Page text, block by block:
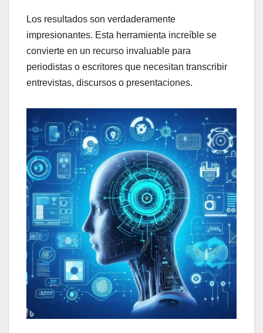
Los resultados son verdaderamente
impresionantes. Esta herramienta increíble se
convierte en un recurso invaluable para
periodistas o escritores que necesitan transcribir
entrevistas, discursos o presentaciones.